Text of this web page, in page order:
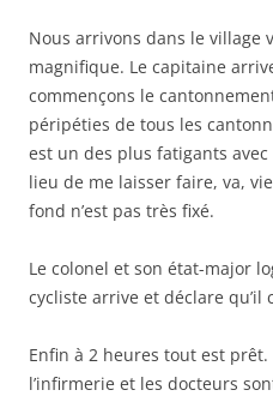
Nous arrivons dans le village
magnifique. Le capitaine
commençons le
péripéties de tous les
est un des plus fatigants
lieu de me laisser faire, va,
fond n’est pas très fixé.
Le colonel et son état-major
cycliste arrive et déclare qu’il
Enfin à 2 heures tout est
l’infirmerie et les docteurs